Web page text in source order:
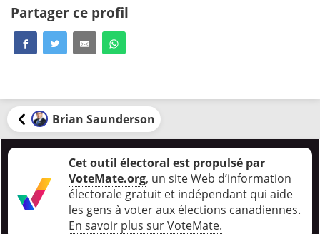
Partager ce profil
Brian Saunderson
Cet outil électoral est propulsé par
VoteMate.org, un site Web d’information
électorale gratuit et indépendant qui aide
les gens à voter aux élections canadiennes.
En savoir plus sur VoteMate.